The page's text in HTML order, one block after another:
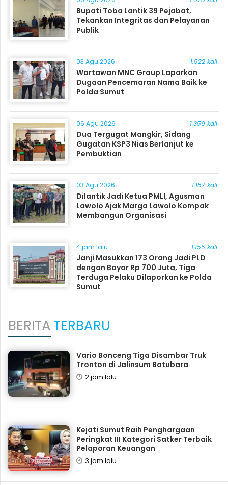
Bupati Toba Lantik 39 Pejabat,
Tekankan Integritas dan Pelayanan
Publik
03 Agu 2026 1.522 kali
Wartawan MNC Group Laporkan
Dugaan Pencemaran Nama Baik ke
Polda Sumut
06 Agu 2026 1.359 kali
Dua Tergugat Mangkir, Sidang
Gugatan KSP3 Nias Berlanjut ke
Pembuktian
03 Agu 2026 1.187 kali
Dilantik Jadi Ketua PMLI, Agusman
Lawolo Ajak Marga Lawolo Kompak
Membangun Organisasi
4 jam lalu 1.155 kali
Janji Masukkan 173 Orang Jadi PLD
dengan Bayar Rp 700 Juta, Tiga
Terduga Pelaku Dilaporkan ke Polda
Sumut
BERITATERBARU
Vario Bonceng Tiga Disambar Truk
Tronton di Jalinsum Batubara
2 jam lalu
Kejati Sumut Raih Penghargaan
Peringkat III Kategori Satker Terbaik
Pelaporan Keuangan
3 jam lalu